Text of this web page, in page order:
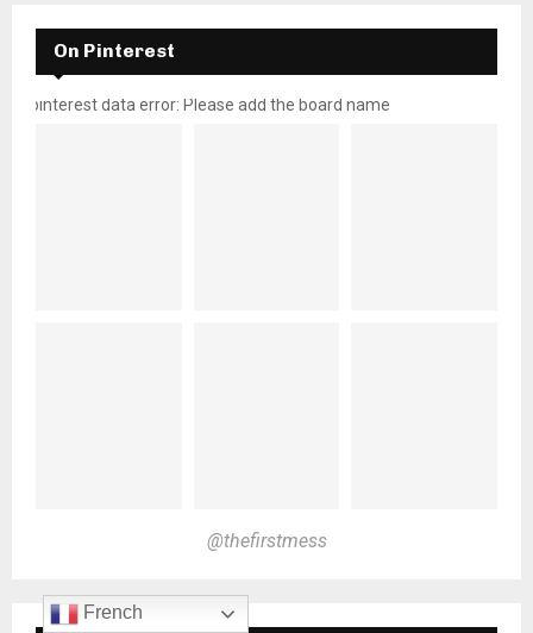
On Pinterest
pinterest data error: Please add the board name
@thefirstmess
French